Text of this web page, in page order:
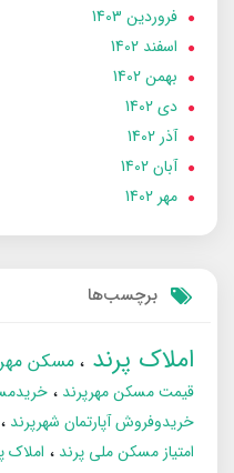
فروردین 1403
اسفند 1402
بهمن 1402
دی 1402
آذر 1402
آبان 1402
مهر 1402
برچسب‌ها
املاک پرند مسکن
قیمت مسکن مهرپرند
خریدوفروش آپارتمان شهرپرند
امتیاز مسکن ملی پرند
املاک